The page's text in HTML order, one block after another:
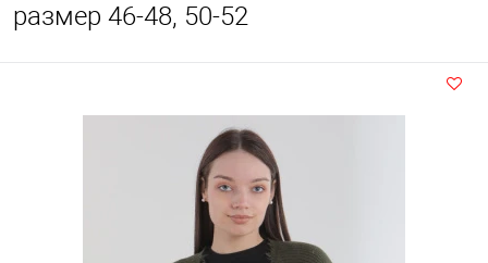
размер 46-48, 50-52